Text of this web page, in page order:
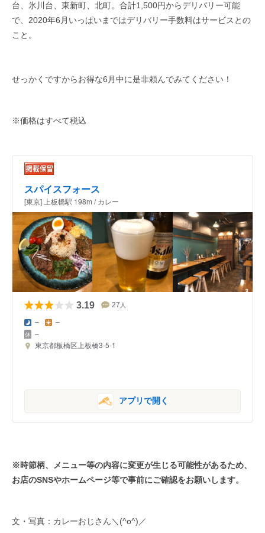
台、氷​川台、東新町、北町。合計1,500円からデリバリー可能
で、2020年6月いっぱいまではデリバリー手数料はサービスとの
こと。
せっかく​ですからお得な6月中に是非頼んでみてください！
※価格はすべて税込
スパイスフォース
[東京] 上板橋駅 198m / カレー
3.19 27 人
– –
–
東京都板橋区上板橋3-5-1
アプリで開く
※時節柄、メニュー等の内容に変更が生じる可能性があるため、
お店のSNSやホームページ等で事前にご確認をお願いします。
文・写真：カレーおじさん＼(^o^)／